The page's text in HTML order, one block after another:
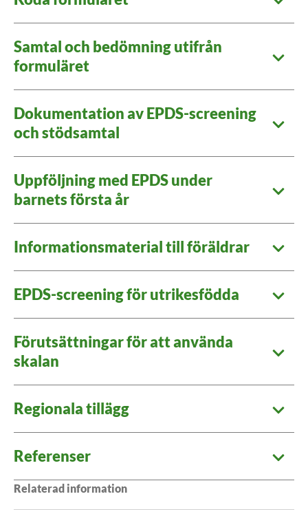
Samtal och bedömning utifrån
formuläret
Dokumentation av EPDS-screening
och stödsamtal
Uppföljning med EPDS under
barnets första år
Informationsmaterial till föräldrar
EPDS-screening för utrikesfödda
Förutsättningar för att använda
skalan
Regionala tillägg
Referenser
Relaterad information